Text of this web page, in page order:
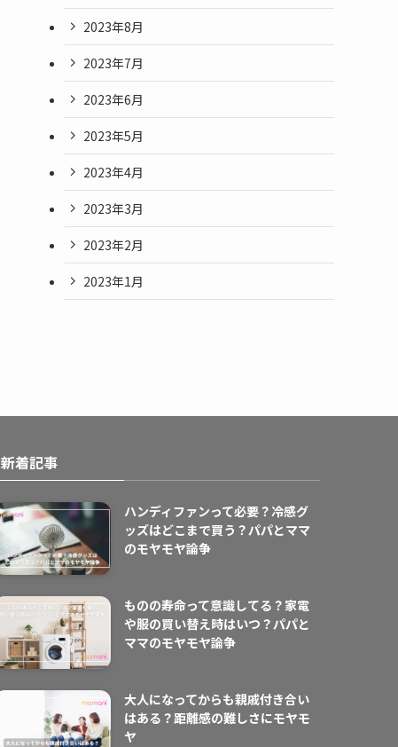
2023年8月
2023年7月
2023年6月
2023年5月
2023年4月
2023年3月
2023年2月
2023年1月
新着記事
ハンディファンって必要？冷感グ
ッズはどこまで買う？パパとママ
のモヤモヤ論争
ものの寿命って意識してる？家電
や服の買い替え時はいつ？パパと
ママのモヤモヤ論争
大人になってからも親戚付き合い
はある？距離感の難しさにモヤモ
ヤ